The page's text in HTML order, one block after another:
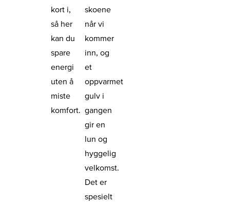
kort i,
så her
kan du
spare
energi
uten å
miste
komfort.
skoene
når vi
kommer
inn, og
et
oppvarmet
gulv i
gangen
gir en
lun og
hyggelig
velkomst.
Det er
spesielt